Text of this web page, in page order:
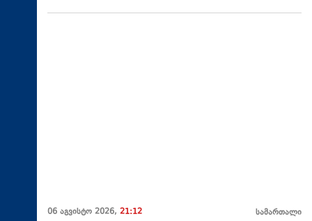
06 აგვისტო 2026, 21:12 სამართალი